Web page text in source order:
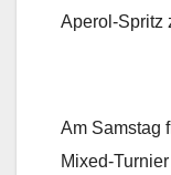
Aperol-Spritz
Am Samstag
Mixed-